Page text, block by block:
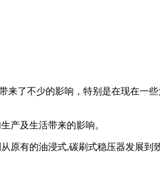
不少的影响，特别是在现在一
及生活带来的影响。
有的油浸式,碳刷式稳压器发展到